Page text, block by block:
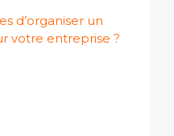
d’organiser un
votre entreprise ?